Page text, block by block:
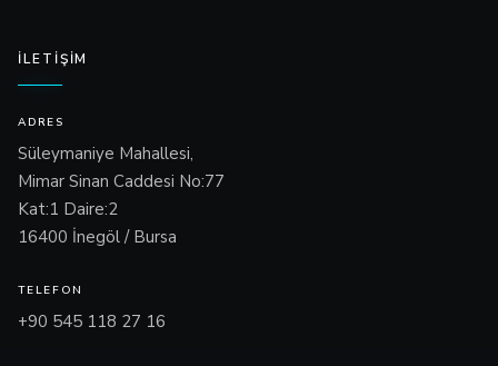
İLETIŞIM
ADRES
Süleymaniye Mahallesi,
Mimar Sinan Caddesi No:77
Kat:1 Daire:2
16400 İnegöl / Bursa
TELEFON
+90 545 118 27 16